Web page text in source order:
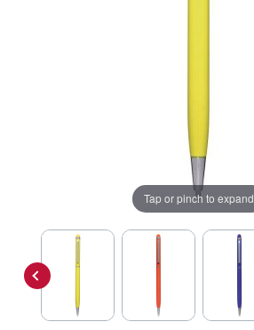
Tap or pinch to expand